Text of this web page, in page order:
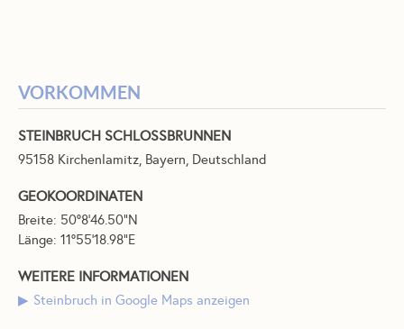
VORKOMMEN
STEINBRUCH SCHLOSSBRUNNEN
95158 Kirchenlamitz, Bayern, Deutschland
GEOKOORDINATEN
Breite: 50°8'46.50"N
Länge: 11°55'18.98"E
WEITERE INFORMATIONEN
Steinbruch in Google Maps anzeigen